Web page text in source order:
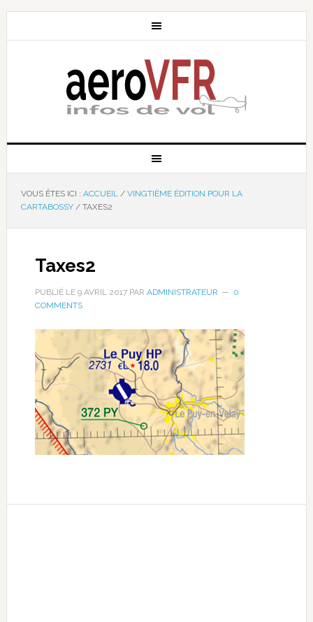
VOUS ÊTES ICI : ACCUEIL / VINGTIÈME ÉDITION POUR LA
CARTABOSSY /TAXES2
Taxes2
PUBLIÉ LE 9 AVRIL 2017PAR ADMINISTRATEUR
0
COMMENTS